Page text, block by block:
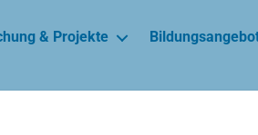
& Projekte